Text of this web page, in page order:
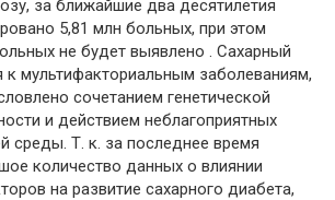
за ближайшие два десятилетия
5,81 млн больных, при этом
не будет выявлено . Сахарный
к мультифакториальным заболеваниям,
сочетанием генетической
и действием неблагоприятных
среды. Т. к. за последнее время
количество данных о влиянии
на развитие сахарного диабета,